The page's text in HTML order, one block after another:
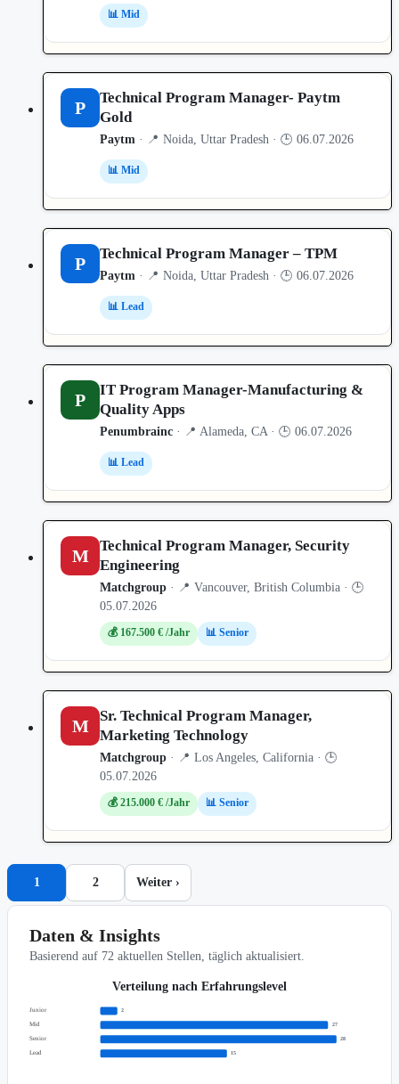
📊 Mid
P
Technical Program Manager- Paytm
Gold
Paytm · 📍 Noida, Uttar Pradesh · 🕒 06.07.2026
📊 Mid
P Technical Program Manager – TPM
Paytm · 📍 Noida, Uttar Pradesh · 🕒 06.07.2026
📊 Lead
P
IT Program Manager-Manufacturing &
Quality Apps
Penumbrainc · 📍 Alameda, CA · 🕒 06.07.2026
📊 Lead
M
Technical Program Manager, Security
Engineering
Matchgroup · 📍 Vancouver, British Columbia · 🕒
05.07.2026
💰 167.500 € /Jahr 📊 Senior
M
Sr. Technical Program Manager,
Marketing Technology
Matchgroup · 📍 Los Angeles, California · 🕒
05.07.2026
💰 215.000 € /Jahr 📊 Senior
1 2 Weiter ›
Daten & Insights
Basierend auf 72 aktuellen Stellen, täglich aktualisiert.
Verteilung nach Erfahrungslevel
Junior 2
Mid 27
Senior 28
Lead 15